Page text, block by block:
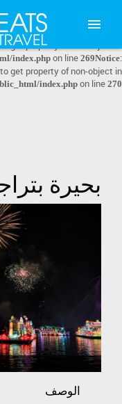
HTTP/1.1 403 Forbidden in
index.php
to get property of non-object in
index.php on line 269Notice:
get property of non-object in
index.php on line 270
بحيرة
الوصف